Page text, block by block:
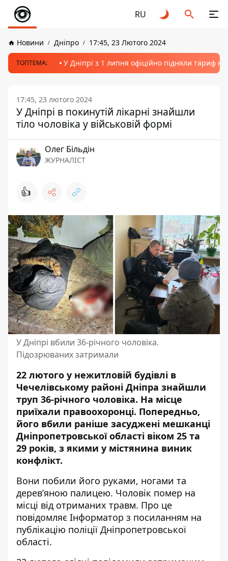
RU
Новини Дніпро 17:45, 23 Лютого 2024
ТОПТЕМА: У Дніпрі з 1 липня офіційно підняли тариф
17:45, 23 лютого 2024
У Дніпрі в покинутій лікарні знайшли
тіло чоловіка у військовій формі
Олег Більдін
ЖУРНАЛІСТ
👍
У Дніпрі вбили 36-річного чоловіка.
Підозрюваних затримали
22 лютого у нежитловій будівлі в
Чечелівському районі Дніпра знайшли
труп 36-річного чоловіка. На місце
приїхали правоохоронці. Попередньо,
його вбили раніше засуджені мешканці
Дніпропетровської області віком 25 та
29 років, з якими у містянина виник
конфлікт.
Вони побили його руками, ногами та
дерев’яною палицею. Чоловік помер на
місці від отриманих травм. Про це
повідомляє Інформатор з посиланням на
публікацію поліції Дніпропетровської
області.